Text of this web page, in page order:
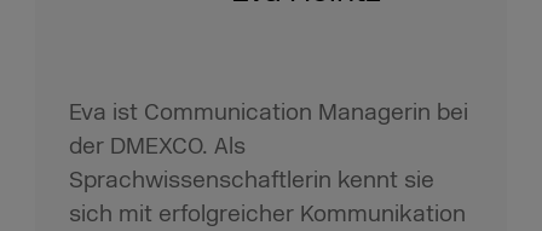
Eva ist Communication Managerin bei
der DMEXCO. Als
Sprachwissenschaftlerin kennt sie
sich mit erfolgreicher Kommunikation